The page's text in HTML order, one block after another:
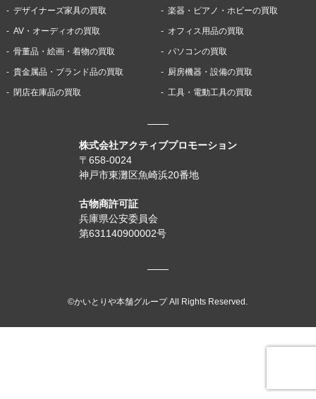
株式会社アクティブプロモーション
〒658-0024
神戸市東灘区魚崎浜20番地
古物商許可証
兵庫県公安委員会
第631140900002号
デザイナーズ家具の買取 楽器・ピアノ・ホビーの買取
AV・オーディオの買取 オフィス用品の買取
骨董品・絵画・着物の買取 パソコンの買取
貴金属品・ブランド品の買取 厨房機器・設備の買取
閉店在庫品の買取 工具・電動工具の買取
©かいとりや本舗グループ All Rights Reserved.